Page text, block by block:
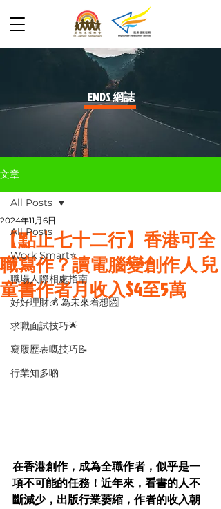
​EMDS 網誌
文章
All Posts
Work Smart⭐️
職場人際相處指南
好好理財💰 為未來着想🈵
求職面試技巧🌟
寫履歷表嘅技巧📝
行業知多啲
All Posts
【點止七十二行】香港可全
職寫作？讀電腦變創作人 兒
童書作者月收入$4至5萬
2024年11月6日
在香港創作，成為全職作者，似乎是一
項不可能的任務！近年來，看書的人不
斷減少，出版行業萎縮，作者的收入朝